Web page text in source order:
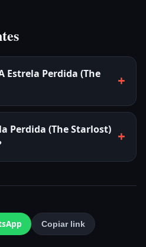
Estrela Perdida (The
Perdida (The Starlost)
Copiar link